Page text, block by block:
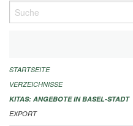
Suche
ALLGEMEINE INFORMATIONEN
IMPRESSUM
STARTSEITE
VERZEICHNISSE
KITAS: ANGEBOTE IN BASEL-STADT
EXPORT